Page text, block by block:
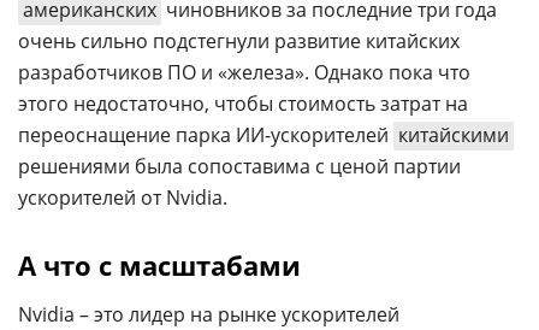
американских чиновников за последние три года
очень сильно подстегнули развитие китайских
разработчиков ПО и «железа». Однако пока что
этого недостаточно, чтобы стоимость затрат на
переоснащение парка ИИ-ускорителей китайскими
решениями была сопоставима с ценой партии
ускорителей от Nvidia.
А что с масштабами
Nvidia – это лидер на рынке ускорителей